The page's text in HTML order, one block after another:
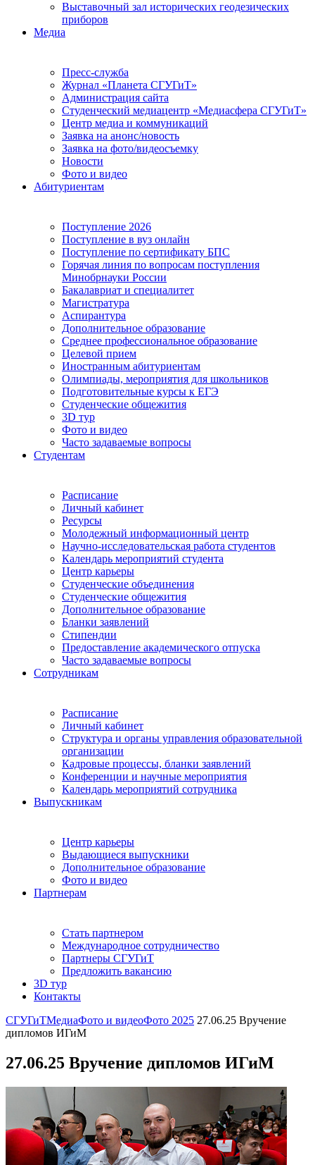
Выставочный зал исторических геодезических
приборов
Медиа
Пресс-служба
Журнал «Планета СГУГиТ»
Администрация сайта
Студенческий медиацентр «Медиасфера СГУГиТ»
Центр медиа и коммуникаций
Заявка на анонс/новость
Заявка на фото/видеосъемку
Новости
Фото и видео
Абитуриентам
Поступление 2026
Поступление в вуз онлайн
Поступление по сертификату БПС
Горячая линия по вопросам поступления
Минобрнауки России
Бакалавриат и специалитет
Магистратура
Аспирантура
Дополнительное образование
Среднее профессиональное образование
Целевой прием
Иностранным абитуриентам
Олимпиады, мероприятия для школьников
Подготовительные курсы к ЕГЭ
Студенческие общежития
3D тур
Фото и видео
Часто задаваемые вопросы
Студентам
Расписание
Личный кабинет
Ресурсы
Молодежный информационный центр
Научно-исследовательская работа студентов
Календарь мероприятий студента
Центр карьеры
Студенческие объединения
Студенческие общежития
Дополнительное образование
Бланки заявлений
Стипендии
Предоставление академического отпуска
Часто задаваемые вопросы
Сотрудникам
Расписание
Личный кабинет
Структура и органы управления образовательной
организации
Кадровые процессы, бланки заявлений
Конференции и научные мероприятия
Календарь мероприятий сотрудника
Выпускникам
Центр карьеры
Выдающиеся выпускники
Дополнительное образование
Фото и видео
Партнерам
Стать партнером
Международное сотрудничество
Партнеры СГУГиТ
Предложить вакансию
3D тур
Контакты
СГУГиТМедиаФото и видеоФото 2025 27.06.25 Вручение
дипломов ИГиМ
27.06.25 Вручение дипломов ИГиМ